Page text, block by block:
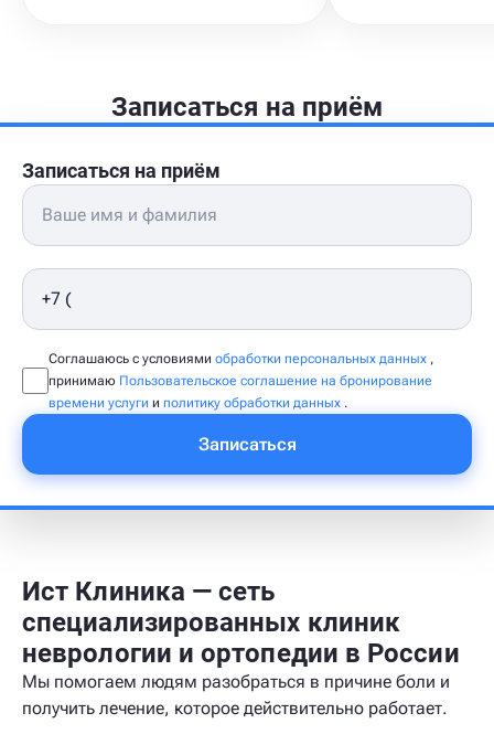
Записаться на приём
Записаться на приём
Соглашаюсь с условиями обработки персональных данных ,
принимаю Пользовательское соглашение на бронирование
времени услуги и политику обработки данных .
Записаться
Ист Клиника — сеть
специализированных клиник
неврологии и ортопедии в России
Мы помогаем людям разобраться в причине боли и
получить лечение, которое действительно работает.